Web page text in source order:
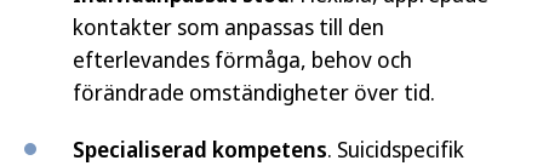
kontakter som anpassas till den
efterlevandes förmåga, behov och
förändrade omständigheter över tid.
Specialiserad kompetens. Suicidspecifik